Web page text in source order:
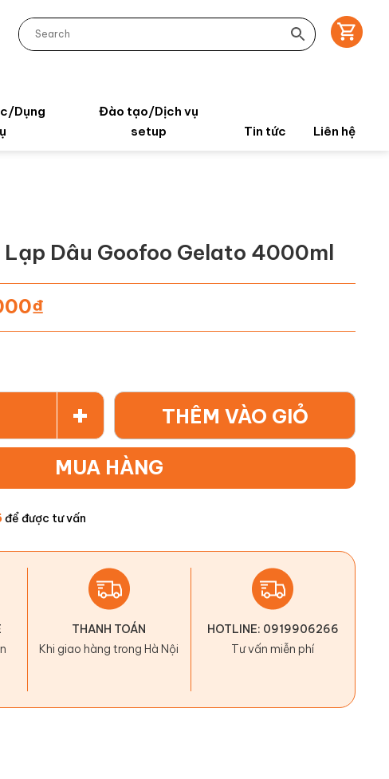
Dụng
Đào tạo/Dịch vụ
setup
Tin tức Liên hệ
Lạp Dâu Goofoo Gelato 4000ml
₫
+ THÊM VÀO GIỎ
MUA HÀNG
để được tư vấn
THANH TOÁN
Khi giao hàng trong Hà Nội
HOTLINE: 0919906266
Tư vấn miễn phí